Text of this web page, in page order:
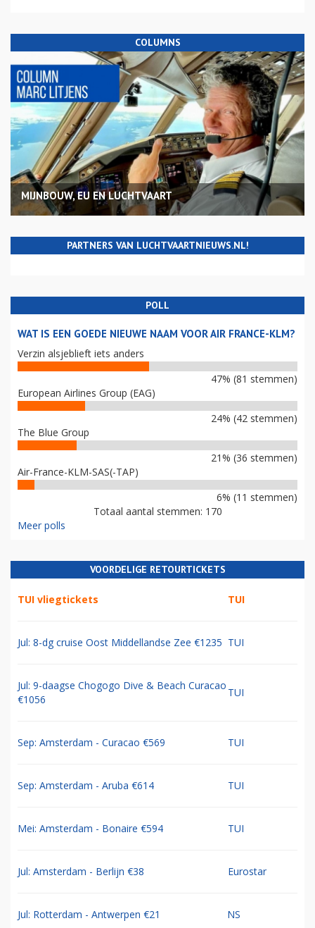
COLUMNS
MIJNBOUW, EU EN LUCHTVAART
PARTNERS VAN LUCHTVAARTNIEUWS.NL!
POLL
WAT IS EEN GOEDE NIEUWE NAAM VOOR AIR FRANCE-KLM?
Verzin alsjeblieft iets anders
47% (81 stemmen)
European Airlines Group (EAG)
24% (42 stemmen)
The Blue Group
21% (36 stemmen)
Air-France-KLM-SAS(-TAP)
6% (11 stemmen)
Totaal aantal stemmen: 170
Meer polls
VOORDELIGE RETOURTICKETS
TUI vliegtickets TUI
Jul: 8-dg cruise Oost Middellandse Zee €1235 TUI
Jul: 9-daagse Chogogo Dive & Beach Curacao
€1056
TUI
Sep: Amsterdam - Curacao €569 TUI
Sep: Amsterdam - Aruba €614 TUI
Mei: Amsterdam - Bonaire €594 TUI
Jul: Amsterdam - Berlijn €38 Eurostar
Jul: Rotterdam - Antwerpen €21 NS